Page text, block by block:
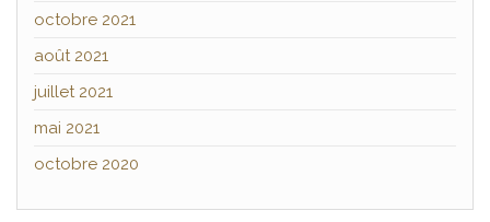
octobre 2021
août 2021
juillet 2021
mai 2021
octobre 2020